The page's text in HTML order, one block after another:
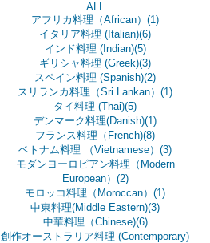
ALL
アフリカ料理（African）(1)
イタリア料理 (Italian)(6)
インド料理 (Indian)(5)
ギリシャ料理 (Greek)(3)
スペイン料理 (Spanish)(2)
スリランカ料理（Sri Lankan）(1)
タイ料理 (Thai)(5)
デンマーク料理(Danish)(1)
フランス料理（French)(8)
ベトナム料理 （Vietnamese）(3)
モダンヨーロピアン料理（Modern
European）(2)
モロッコ料理（Moroccan）(1)
中東料理(Middle Eastern)(3)
中華料理（Chinese)(6)
創作オーストラリア料理 (Contemporary)